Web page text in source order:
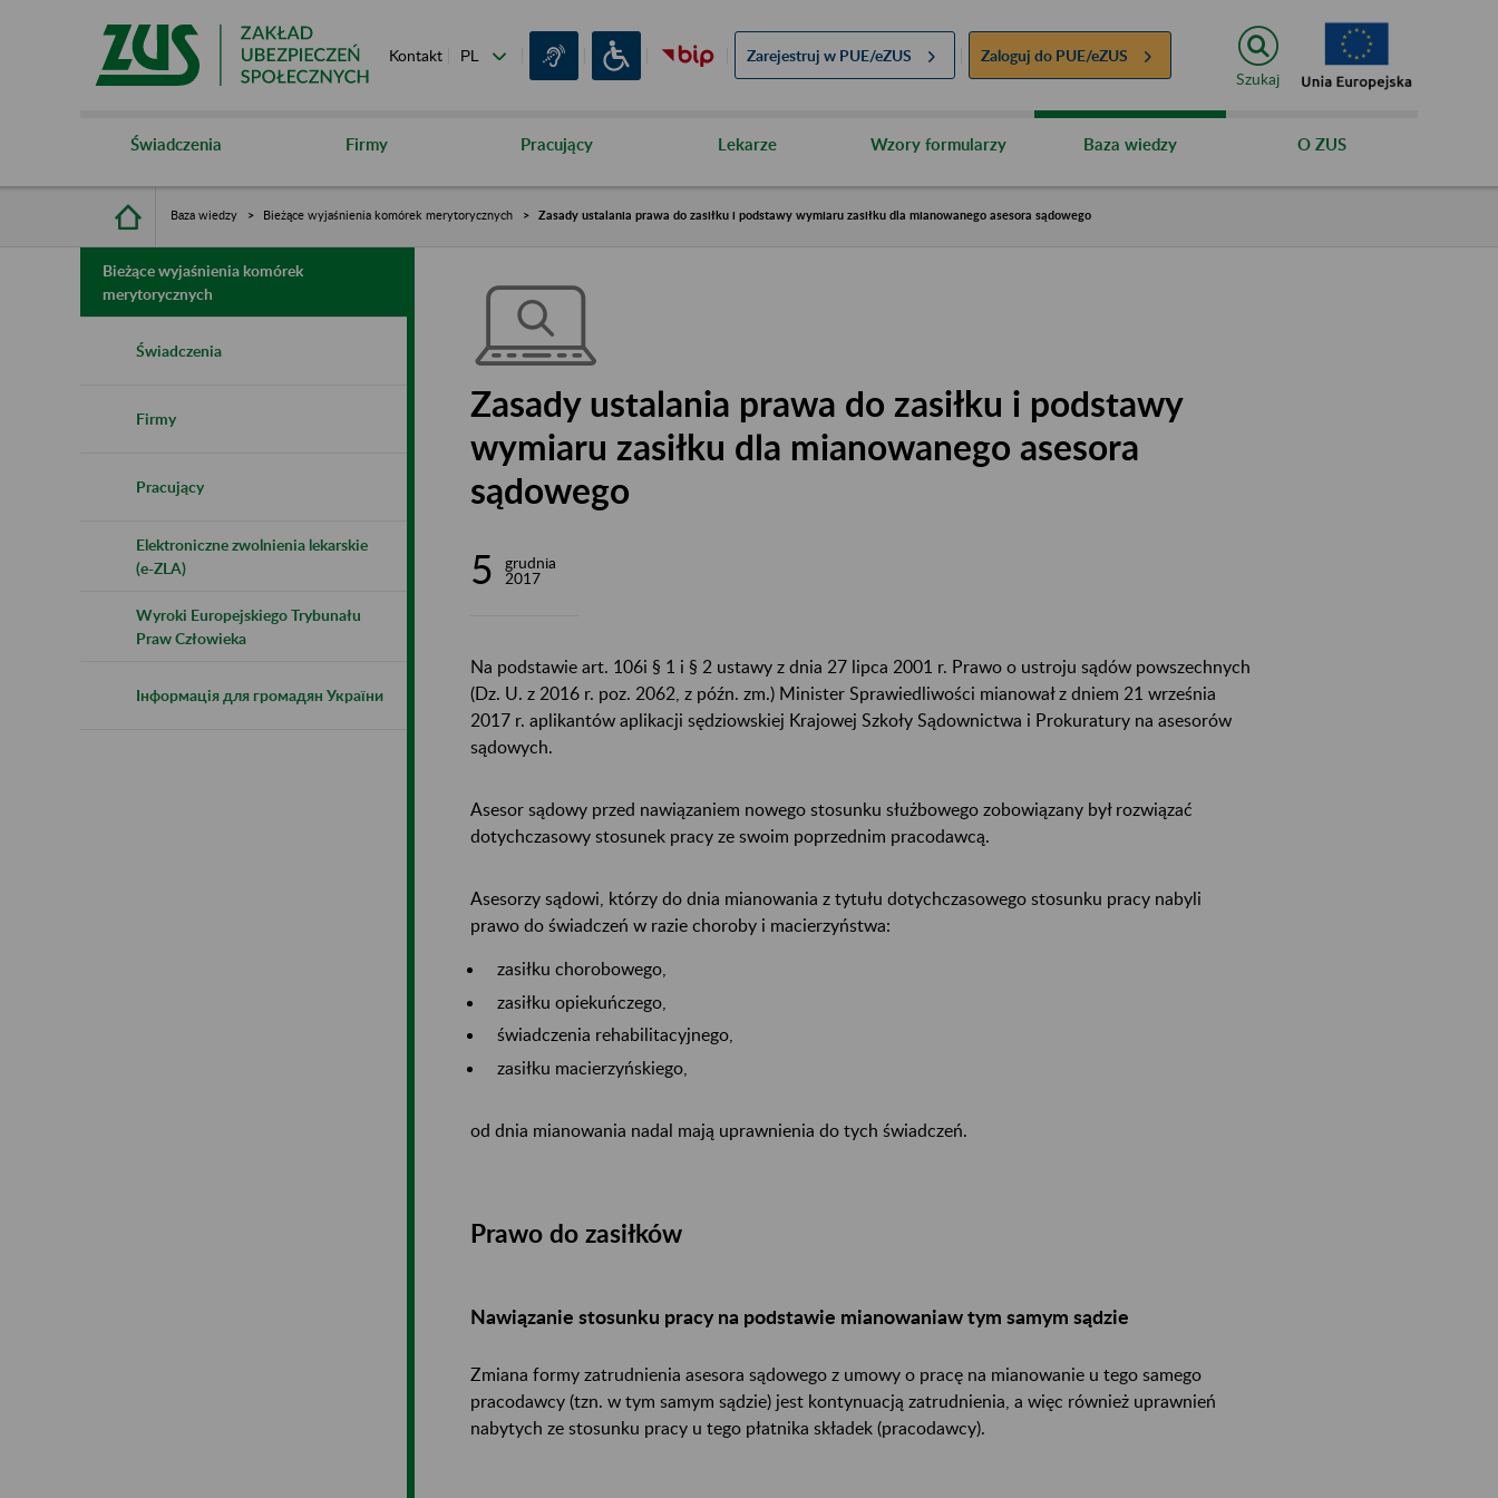
Kontakt Zarejestruj w PUE/eZUS Zaloguj do PUE/eZUS
Szukaj
Świadczenia Firmy Pracujący Lekarze Wzory formularzy Baza wiedzy O ZUS
Baza wiedzy Bieżące wyjaśnienia komórek merytorycznych Zasady ustalania prawa do zasiłku i podstawy wymiaru zasiłku dla mianowanego asesora sądowego
Bieżące wyjaśnienia komórek
merytorycznych
Świadczenia
Firmy
Pracujący
Elektroniczne zwolnienia lekarskie
(e-ZLA)
Wyroki Europejskiego Trybunału
Praw Człowieka
Інформація для громадян України
Zasady ustalania prawa do zasiłku i podstawy
wymiaru zasiłku dla mianowanego asesora
sądowego
5
grudnia
2017
Na podstawie art. 106i § 1 i § 2 ustawy z dnia 27 lipca 2001 r. Prawo o ustroju sądów powszechnych
(Dz. U. z 2016 r. poz. 2062, z późn. zm.) Minister Sprawiedliwości mianował z dniem 21 września
2017 r. aplikantów aplikacji sędziowskiej Krajowej Szkoły Sądownictwa i Prokuratury na asesorów
sądowych.
Asesor sądowy przed nawiązaniem nowego stosunku służbowego zobowiązany był rozwiązać
dotychczasowy stosunek pracy ze swoim poprzednim pracodawcą.
Asesorzy sądowi, którzy do dnia mianowania z tytułu dotychczasowego stosunku pracy nabyli
prawo do świadczeń w razie choroby i macierzyństwa:
zasiłku chorobowego,
zasiłku opiekuńczego,
świadczenia rehabilitacyjnego,
zasiłku macierzyńskiego,
od dnia mianowania nadal mają uprawnienia do tych świadczeń.
Prawo do zasiłków
Nawiązanie stosunku pracy na podstawie mianowaniaw tym samym sądzie
Zmiana formy zatrudnienia asesora sądowego z umowy o pracę na mianowanie u tego samego
pracodawcy (tzn. w tym samym sądzie) jest kontynuacją zatrudnienia, a więc również uprawnień
nabytych ze stosunku pracy u tego płatnika składek (pracodawcy).